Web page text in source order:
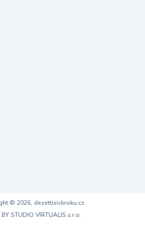
© 2026, desettisickroku.cz
STUDIO VIRTUALIS s.r.o.